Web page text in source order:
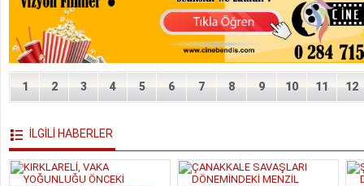
1 2 3 4 5 6 7 8 9 10 11 12
İLGİLİ HABERLER